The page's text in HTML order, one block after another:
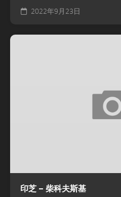
2022年9月23日
印芝 – 柴科夫斯基